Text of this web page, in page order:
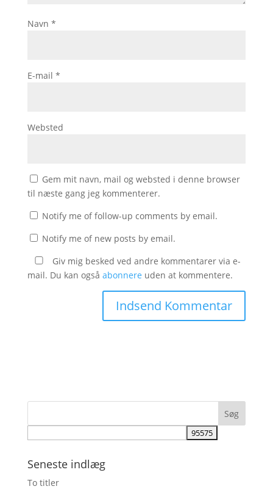
Navn *
E-mail *
Websted
Gem mit navn, mail og websted i denne browser
til næste gang jeg kommenterer.
Notify me of follow-up comments by email.
Notify me of new posts by email.
Giv mig besked ved andre kommentarer via e-
mail. Du kan også abonnere uden at kommentere.
Seneste indlæg
To titler